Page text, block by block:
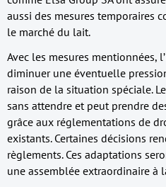
aussi des mesures temporaires
le marché du lait.
Avec les mesures mentionnées,
diminuer une éventuelle
raison de la situation spéciale.
sans attendre et peut prendre
grâce aux réglementations de
existants. Certaines décisions
règlements. Ces adaptations
une assemblée extraordinaire à